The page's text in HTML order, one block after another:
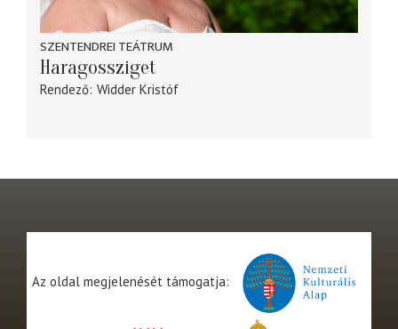
SZENTENDREI TEÁTRUM
Haragossziget
Rendező Widder Kristóf
Az oldal megjelenését támogatja: